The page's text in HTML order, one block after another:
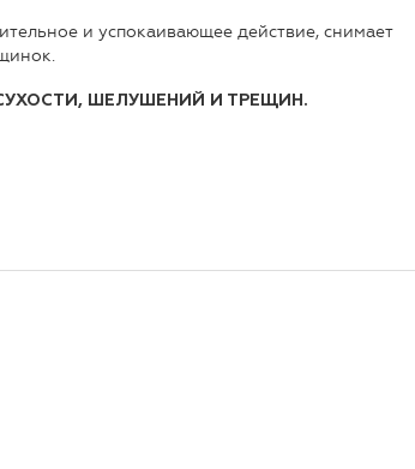
и успокаивающее действие, снимает
ШЕЛУШЕНИЙ И ТРЕЩИН.